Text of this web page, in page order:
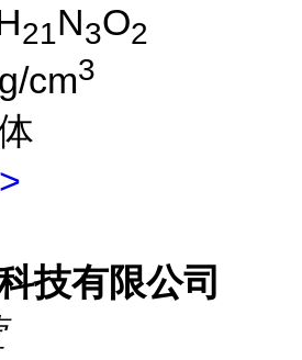
21N3O2
cm3
技有限公司